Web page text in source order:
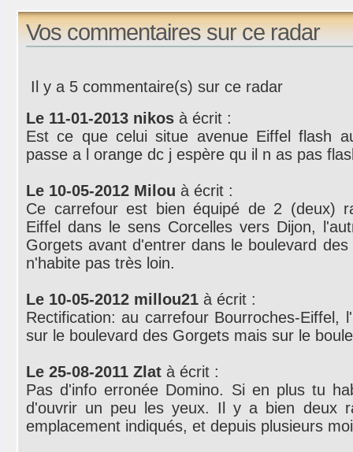
Vos commentaires sur ce radar
Il y a 5 commentaire(s) sur ce radar
Le 11-01-2013 nikos à écrit :
Est ce que celui situe avenue Eiffel flash
passe a l orange dc j espère qu il n as pas
Le 10-05-2012 Milou à écrit :
Ce carrefour est bien équipé de 2 (deux)
Eiffel dans le sens Corcelles vers Dijon,
Gorgets avant d'entrer dans le boulevard
n'habite pas très loin.
Le 10-05-2012 millou21 à écrit :
Rectification: au carrefour Bourroches-Eiffel,
sur le boulevard des Gorgets mais sur le
Le 25-08-2011 Zlat à écrit :
Pas d'info erronée Domino. Si en plus tu
d'ouvrir un peu les yeux. Il y a bien deux
emplacement indiqués, et depuis plusieurs